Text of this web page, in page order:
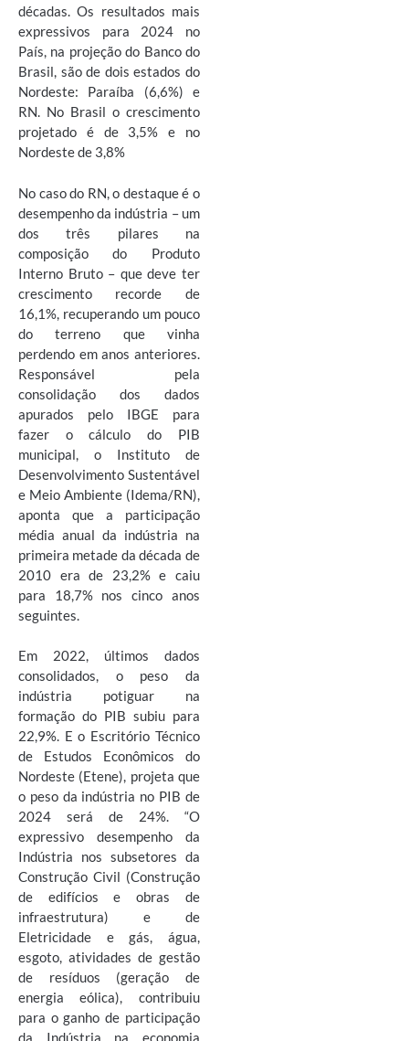
décadas. Os resultados mais
expressivos para 2024 no
País, na projeção do Banco do
Brasil, são de dois estados do
Nordeste: Paraíba (6,6%) e
RN. No Brasil o crescimento
projetado é de 3,5% e no
Nordeste de 3,8%
No caso do RN, o destaque é o
desempenho da indústria – um
dos três pilares na
composição do Produto
Interno Bruto – que deve ter
crescimento recorde de
16,1%, recuperando um pouco
do terreno que vinha
perdendo em anos anteriores.
Responsável pela
consolidação dos dados
apurados pelo IBGE para
fazer o cálculo do PIB
municipal, o Instituto de
Desenvolvimento Sustentável
e Meio Ambiente (Idema/RN),
aponta que a participação
média anual da indústria na
primeira metade da década de
2010 era de 23,2% e caiu
para 18,7% nos cinco anos
seguintes.
Em 2022, últimos dados
consolidados, o peso da
indústria potiguar na
formação do PIB subiu para
22,9%. E o Escritório Técnico
de Estudos Econômicos do
Nordeste (Etene), projeta que
o peso da indústria no PIB de
2024 será de 24%. “O
expressivo desempenho da
Indústria nos subsetores da
Construção Civil (Construção
de edifícios e obras de
infraestrutura) e de
Eletricidade e gás, água,
esgoto, atividades de gestão
de resíduos (geração de
energia eólica), contribuiu
para o ganho de participação
da Indústria na economia